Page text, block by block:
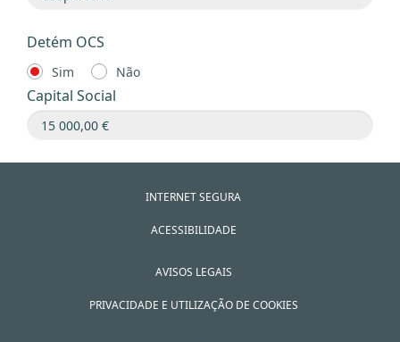
Detém OCS
Sim Não
Capital Social
INTERNET SEGURA
ACESSIBILIDADE
AVISOS LEGAIS
PRIVACIDADE E UTILIZAÇÃO DE COOKIES